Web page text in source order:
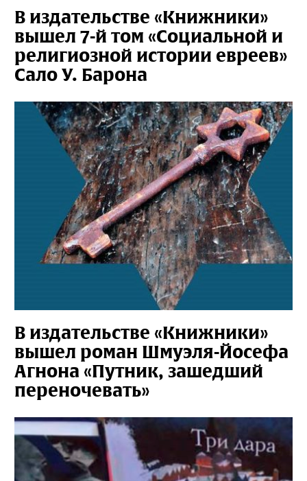
В издательстве «Книжники»
вышел 7-й том «Социальной и
религиозной истории евреев»
Сало У. Барона
В издательстве «Книжники»
вышел роман Шмуэля-Йосефа
Агнона «Путник, зашедший
переночевать»